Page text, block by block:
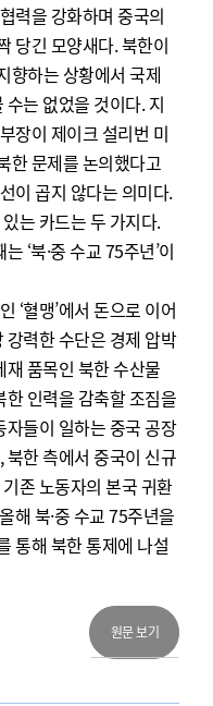
력을 강화하며 중국의
당긴 모양새다. 북한이
향하는 상황에서 국제
수는 없었을 것이다. 지
장이 제이크 설리번 미
한 문제를 논의했다고
이 곱지 않다는 의미다.
는 카드는 두 가지다.
‘북·중 수교 75주년’이
‘혈맹’에서 돈으로 이어
강력한 수단은 경제 압박
품목인 북한 수산물
인력을 감축할 조짐을
들이 일하는 중국 공장
한 측에서 중국이 신규
존 노동자의 본국 귀환
해 북·중 수교 75주년을
통해 북한 통제에 나설
원문 보기